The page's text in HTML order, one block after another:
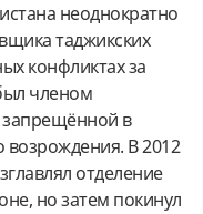
неоднократно
таджикских
конфликтах за
членом
запрещённой в
возрождения. В 2012
отделение
но затем покинул